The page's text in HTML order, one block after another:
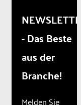
that
are
not
disclosed
to the
The
owner
- Das Beste
aus der
Branche!
Melden Sie